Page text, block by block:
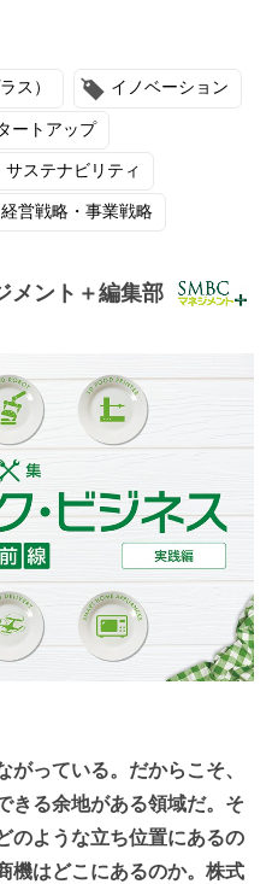
ス） イノベーション
ートアップ
サステナビリティ
経営戦略・事業戦略
メント＋編集部
っている。だからこそ、
きる余地がある領域だ。そ
のような立ち位置にあるの
機はどこにあるのか。株式